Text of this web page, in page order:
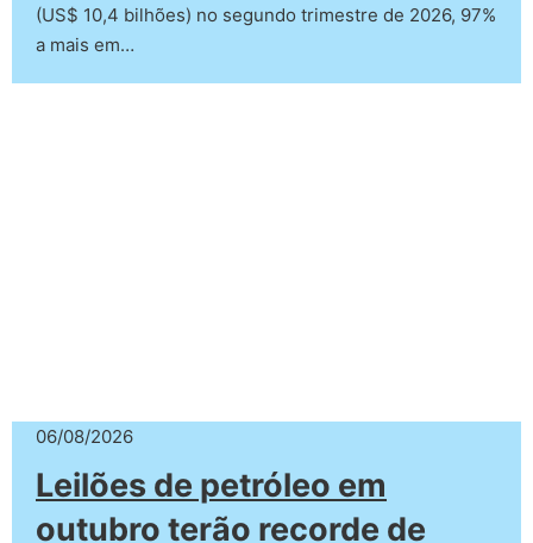
(US$ 10,4 bilhões) no segundo trimestre de 2026, 97%
a mais em…
06/08/2026
Leilões de petróleo em
outubro terão recorde de